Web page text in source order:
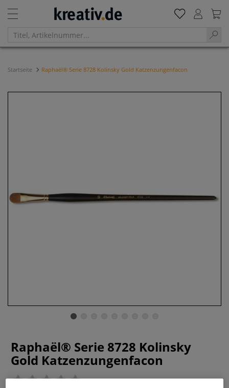
Startseite Raphaël® Serie 8728 Kolinsky Gold Katzenzungenfacon
Raphaël® Serie 8728 Kolinsky
Gold Katzenzungenfacon
0 Bewertungen